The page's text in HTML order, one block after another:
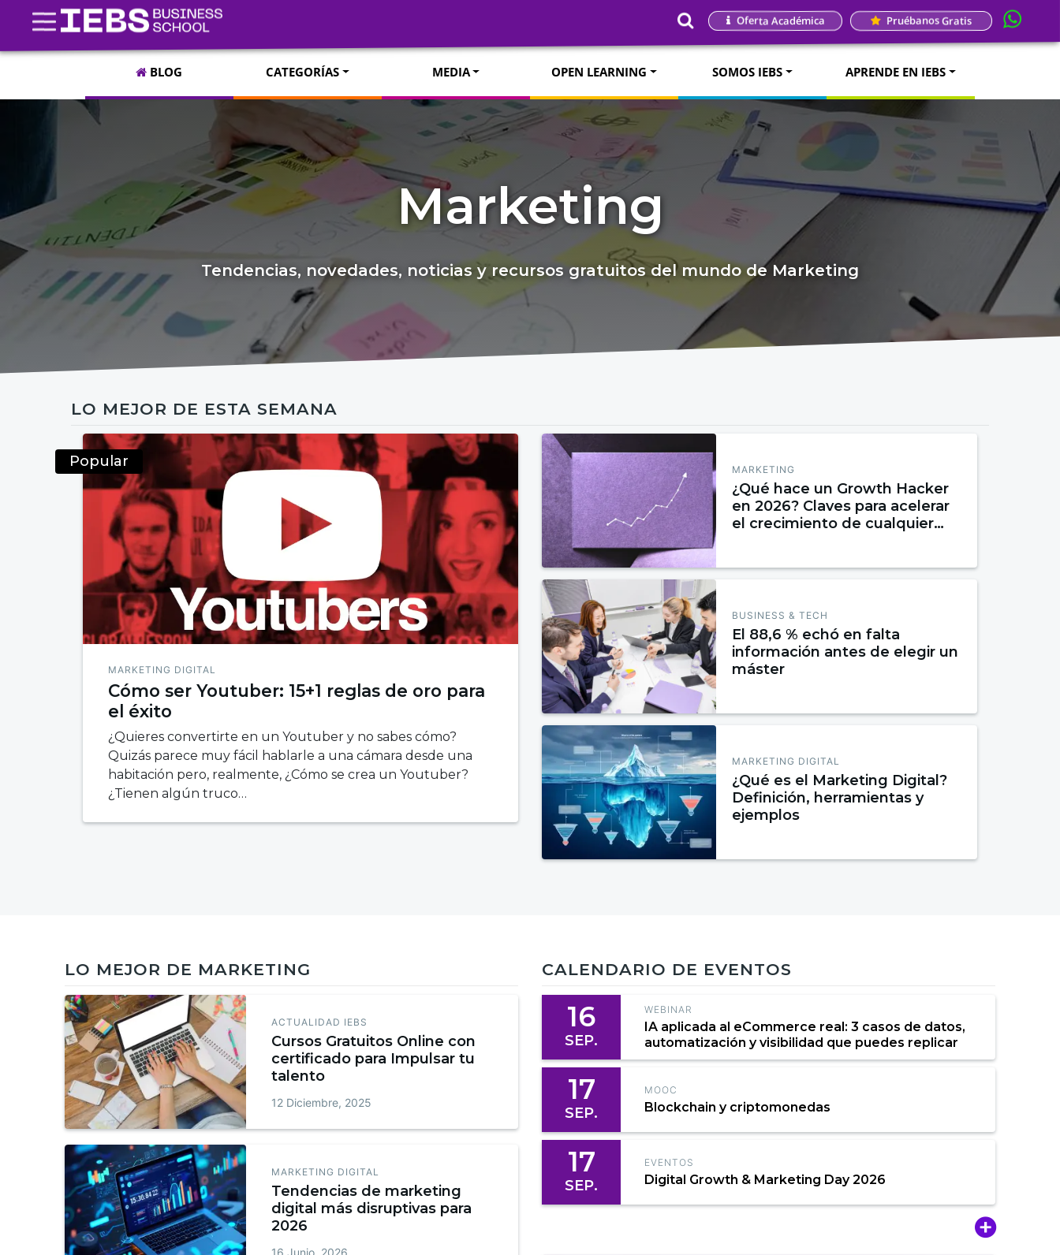
Oferta Académica Pruébanos Gratis
BLOG CATEGORÍAS MEDIA OPEN LEARNING SOMOS IEBS APRENDE EN IEBS
Marketing
Tendencias, novedades, noticias y recursos gratuitos del mundo de Marketing
LO MEJOR DE ESTA SEMANA
Popular
MARKETING DIGITAL
Cómo ser Youtuber: 15+1 reglas de oro para
el éxito
¿Quieres convertirte en un Youtuber y no sabes cómo?
Quizás parece muy fácil hablarle a una cámara desde una
habitación pero, realmente, ¿Cómo se crea un Youtuber?
¿Tienen algún truco…
MARKETING
¿Qué hace un Growth Hacker
en 2026? Claves para acelerar
el crecimiento de cualquier
BUSINESS & TECH
El 88,6 % echó en falta
información antes de elegir un
máster
MARKETING DIGITAL
¿Qué es el Marketing Digital?
Definición, herramientas y
ejemplos
LO MEJOR DE MARKETING
ACTUALIDAD IEBS
Cursos Gratuitos Online con
certificado para Impulsar tu
talento
12 Diciembre, 2025
MARKETING DIGITAL
Tendencias de marketing
digital más disruptivas para
2026
16 Junio, 2026
CALENDARIO DE EVENTOS
16
SEP.
WEBINAR
IA aplicada al eCommerce real: 3 casos de datos,
automatización y visibilidad que puedes replicar
17
SEP.
MOOC
Blockchain y criptomonedas
17
SEP.
EVENTOS
Digital Growth & Marketing Day 2026